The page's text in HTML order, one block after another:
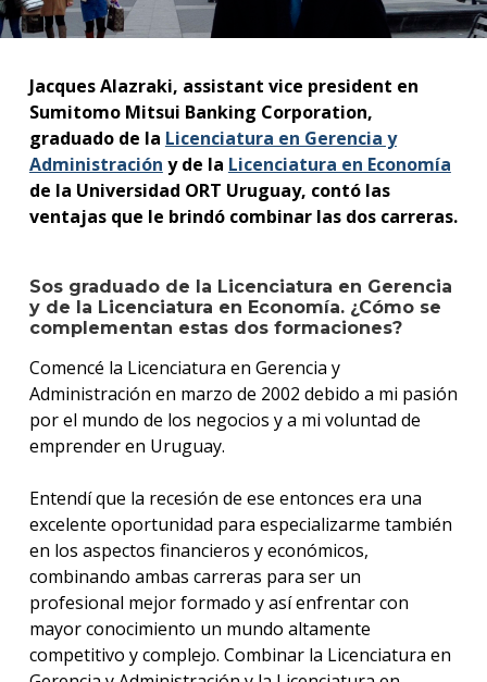
Jacques Alazraki, assistant vice president en
Sumitomo Mitsui Banking Corporation,
graduado de la Licenciatura en Gerencia y
Administración y de la Licenciatura en Economía
de la Universidad ORT Uruguay, contó las
ventajas que le brindó combinar las dos carreras.
Sos graduado de la Licenciatura en Gerencia
y de la Licenciatura en Economía. ¿Cómo se
complementan estas dos formaciones?
Comencé la Licenciatura en Gerencia y
Administración en marzo de 2002 debido a mi pasión
por el mundo de los negocios y a mi voluntad de
emprender en Uruguay.
Entendí que la recesión de ese entonces era una
excelente oportunidad para especializarme también
en los aspectos financieros y económicos,
combinando ambas carreras para ser un
profesional mejor formado y así enfrentar con
mayor conocimiento un mundo altamente
competitivo y complejo. Combinar la Licenciatura en